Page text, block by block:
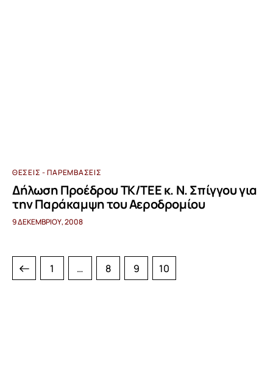
ΘΈΣΕΙΣ - ΠΑΡΕΜΒΆΣΕΙΣ
Δήλωση Προέδρου ΤΚ/ΤΕΕ κ. Ν. Σπίγγου για
την Παράκαμψη του Αεροδρομίου
9 ΔΕΚΕΜΒΡΊΟΥ, 2008
1 … 8 9 10